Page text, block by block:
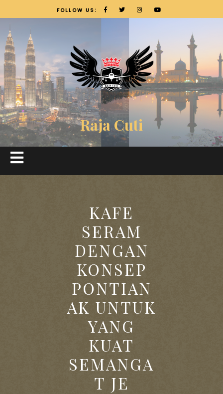
FOLLOW US:
Raja Cuti
KAFE
SERAM
DENGAN
KONSEP
PONTIAN
AK UNTUK
YANG
KUAT
SEMANGA
T JE